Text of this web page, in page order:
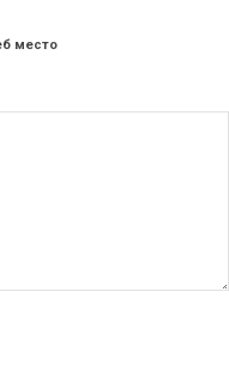
место